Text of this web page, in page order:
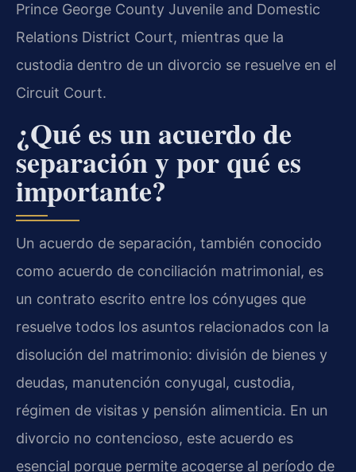
Prince George County Juvenile and Domestic
Relations District Court, mientras que la
custodia dentro de un divorcio se resuelve en el
Circuit Court.
¿Qué es un acuerdo de
separación y por qué es
importante?
Un acuerdo de separación, también conocido
como acuerdo de conciliación matrimonial, es
un contrato escrito entre los cónyuges que
resuelve todos los asuntos relacionados con la
disolución del matrimonio: división de bienes y
deudas, manutención conyugal, custodia,
régimen de visitas y pensión alimenticia. En un
divorcio no contencioso, este acuerdo es
esencial porque permite acogerse al período de